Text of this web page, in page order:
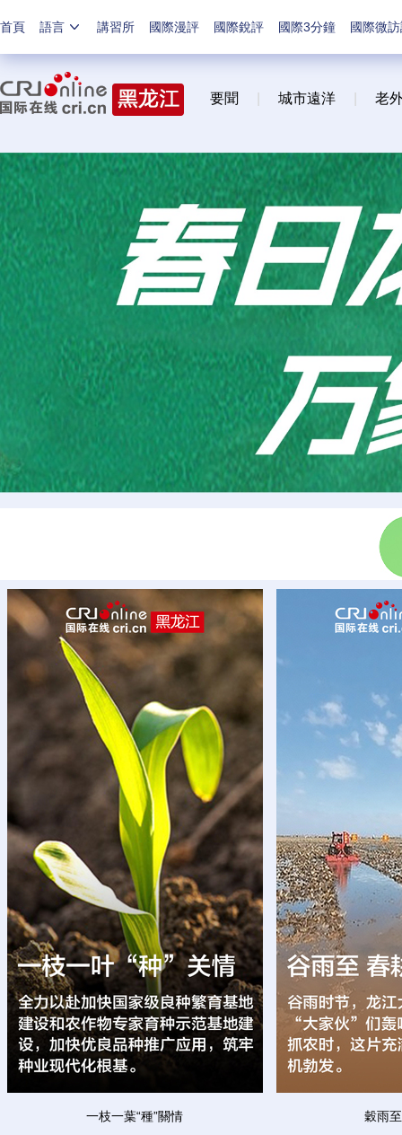
首頁 語言 講習所 國際漫評 國際銳評 國際3分鐘 國際微
要聞 城市遠洋 老
一枝一葉“種”關情 穀雨